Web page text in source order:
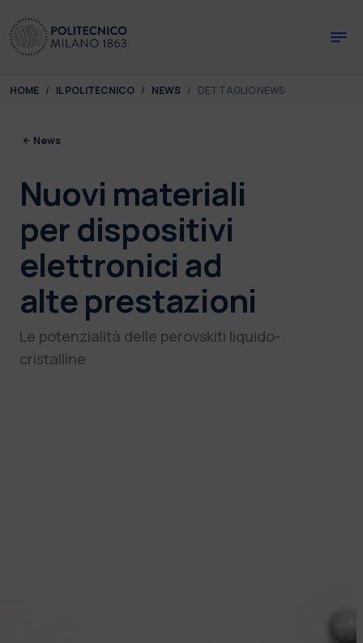
You are here:
HOME IL POLITECNICO NEWS DETTAGLIO NEWS
News
Nuovi materiali
per dispositivi
elettronici ad
alte prestazioni
Le potenzialità delle perovskiti liquido-
cristalline